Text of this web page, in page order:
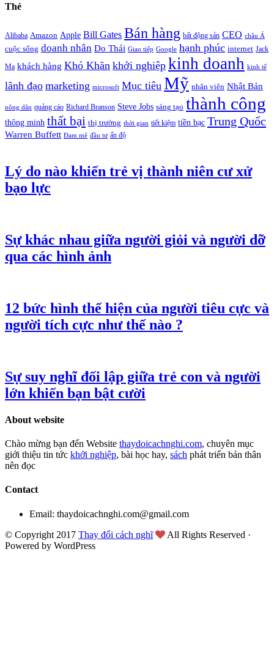
Thẻ
Alibaba Amazon Apple Bill Gates Bán hàng bất động sản CEO châu Á
cuộc sống doanh nhân Do Thái Giao tiếp Google hạnh phúc internet Jack
Ma khách hàng Khó Khăn khởi nghiệp kinh doanh kinh tế
lãnh đạo marketing microsoft Mục tiêu Mỹ nhân viên Nhật Bản
nông dân quảng cáo Richard Branson Steve Jobs sáng tạo thành công
thông minh thất bại thị trường thời gian tiết kiệm tiền bạc Trung Quốc
Warren Buffett Đam mê đầu tư ấn độ
Lý do nào khiến trẻ vị thành niên cư xử
bạo lực
Sự khác nhau giữa người giỏi và người dỡ
qua các hình ảnh
12 bức hình thể hiện của người tiêu cực và
người tích cực như thế nào ?
Sự suy nghĩ đối lập giữa trẻ con và người
lớn khiến bạn bật cười
About website
Chào mừng bạn đến Website thaydoicachnghi.com, chuyên mục
giới thiệu tin tức khởi nghiệp, bài học hay, sách phát triển bản thân
nên đọc
Contact
Email: thaydoicachnghi.com@gmail.com
© Copyright 2017 Thay đổi cách nghĩ
All Rights Reserved ·
Powered by WordPress